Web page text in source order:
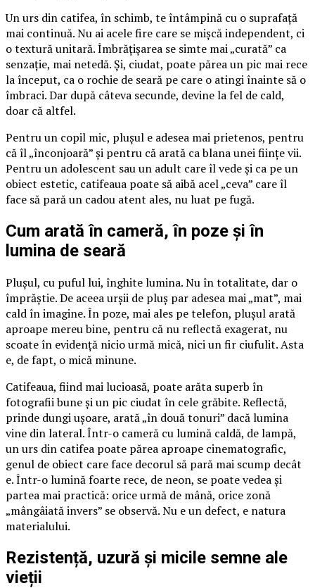
Un urs din catifea, în schimb, te întâmpină cu o suprafață
mai continuă. Nu ai acele fire care se mișcă independent, ci
o textură unitară. Îmbrățișarea se simte mai „curată” ca
senzație, mai netedă. Și, ciudat, poate părea un pic mai rece
la început, ca o rochie de seară pe care o atingi înainte să o
îmbraci. Dar după câteva secunde, devine la fel de cald,
doar că altfel.
Pentru un copil mic, plușul e adesea mai prietenos, pentru
că îl „înconjoară” și pentru că arată ca blana unei ființe vii.
Pentru un adolescent sau un adult care îl vede și ca pe un
obiect estetic, catifeaua poate să aibă acel „ceva” care îl
face să pară un cadou atent ales, nu luat pe fugă.
Cum arată în cameră, în poze și în
lumina de seară
Plușul, cu puful lui, înghite lumina. Nu în totalitate, dar o
împrăștie. De aceea urșii de pluș par adesea mai „mat”, mai
cald în imagine. În poze, mai ales pe telefon, plușul arată
aproape mereu bine, pentru că nu reflectă exagerat, nu
scoate în evidență nicio urmă mică, nici un fir ciufulit. Asta
e, de fapt, o mică minune.
Catifeaua, fiind mai lucioasă, poate arăta superb în
fotografii bune și un pic ciudat în cele grăbite. Reflectă,
prinde dungi ușoare, arată „în două tonuri” dacă lumina
vine din lateral. Într-o cameră cu lumină caldă, de lampă,
un urs din catifea poate părea aproape cinematografic,
genul de obiect care face decorul să pară mai scump decât
e. Într-o lumină foarte rece, de neon, se poate vedea și
partea mai practică: orice urmă de mână, orice zonă
„mângâiată invers” se observă. Nu e un defect, e natura
materialului.
Rezistență, uzură și micile semne ale
vieții